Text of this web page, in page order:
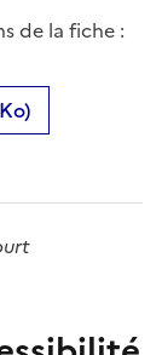
de la fiche :